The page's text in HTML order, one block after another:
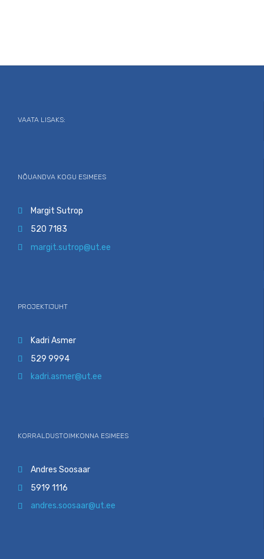
VAATA LISAKS:
NÕUANDVA KOGU ESIMEES
 Margit Sutrop
 520 7183
 margit.sutrop@ut.ee
PROJEKTIJUHT
 Kadri Asmer
 529 9994
 kadri.asmer@ut.ee
KORRALDUSTOIMKONNA ESIMEES
 Andres Soosaar
 5919 1116
 andres.soosaar@ut.ee